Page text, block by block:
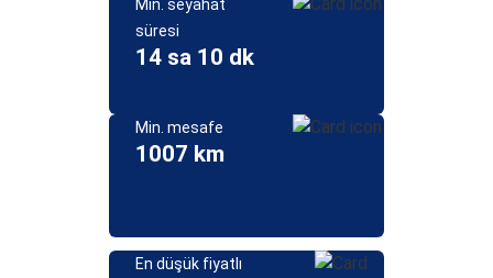
Min. seyahat
süresi
14 sa 10 dk
Min. mesafe
1007 km
En düşük fiyatlı